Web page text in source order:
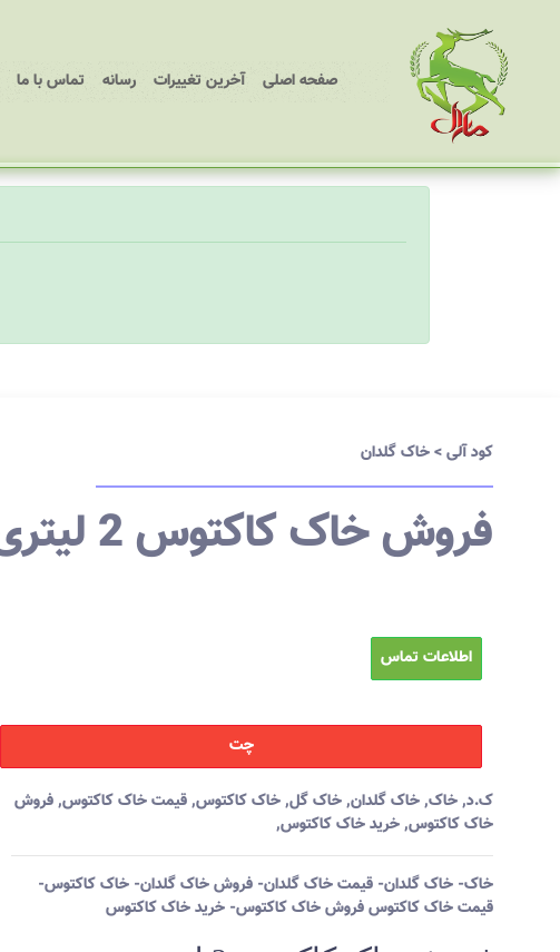
صفحه اصلی
(current) آخرین تغییرات رسانه تماس با ما
کود آلی>خاک گلدان
فروش خاک کاکتوس 2 لیتری
اطلاعات تماس
چت
ک.د,خاک,خاک گلدان,خاک گل,خاک کاکتوس,قیمت خاک کاکتوس,فروش
خاک کاکتوس,خرید خاک کاکتوس,
خاک- خاک گلدان- قیمت خاک گلدان- فروش خاک گلدان- خاک کاکتوس-
قیمت خاک کاکتوس فروش خاک کاکتوس- خرید خاک کاکتوس